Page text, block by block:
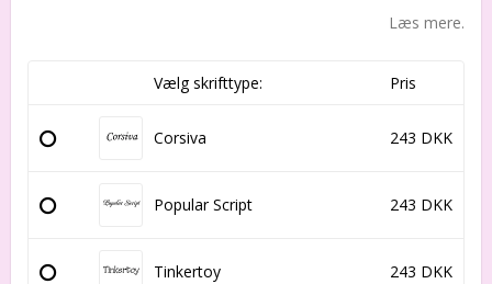
Læs mere.
Vælg skrifttype: Pris
Corsiva 243 DKK
Popular Script 243 DKK
Tinkertoy 243 DKK